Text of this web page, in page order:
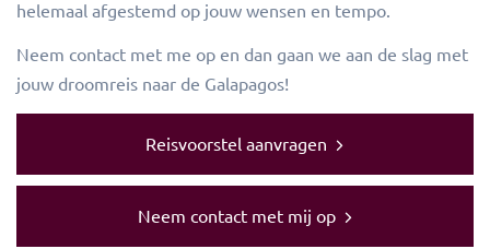
helemaal afgestemd op jouw wensen en tempo.
Neem contact met me op en dan gaan we aan de slag met
jouw droomreis naar de Galapagos!
Reisvoorstel aanvragen
Neem contact met mij op